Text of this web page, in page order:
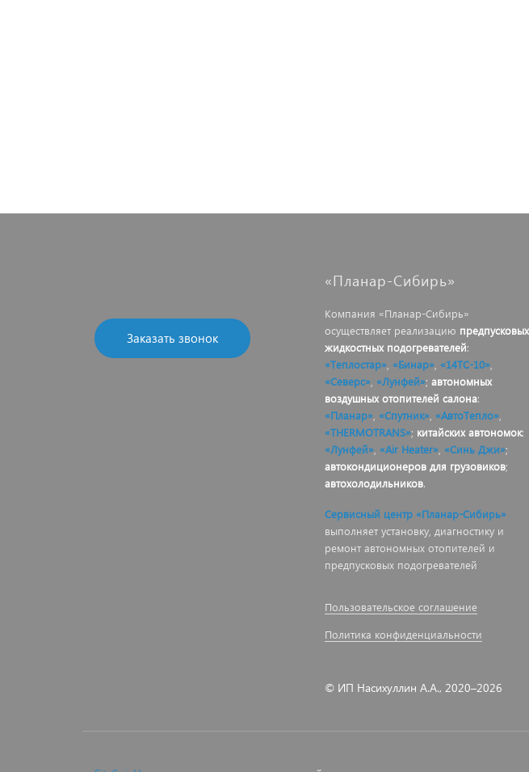
Заказать звонок
«Планар-Сибирь»
Компания «Планар-Сибирь»
осуществляет реализацию предпусковых
жидкостных подогревателей:
«Теплостар» «Бинар» «14ТС-10»
«Северс» «Лунфей»; автономных
воздушных отопителей салона:
«Планар» «Спутник» «АвтоТепло»
«THERMOTRANS»; китайских автономок:
«Лунфей» «Air Heater» «Синь Джи»;
автокондиционеров для грузовиков;
автохолодильников.
Сервисный центр «Планар-Сибирь»
выполняет установку, диагностику и
ремонт автономных отопителей и
предпусковых подогревателей
Пользовательское соглашение
Политика конфиденциальности
© ИП Насихуллин А.А., 2020–2026